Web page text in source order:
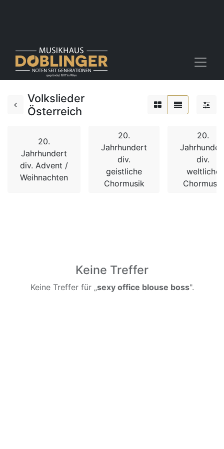
Volkslieder
Österreich
20.
Jahrhundert
div. Advent /
Weihnachten
20.
Jahrhundert
div.
geistliche
Chormusik
20.
div.
weltliche
Chormusik
Keine Treffer
Keine Treffer für „sexy office blouse boss".